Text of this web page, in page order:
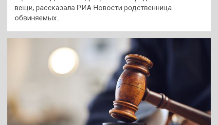
вещи, рассказала РИА Новости родственница
обвиняемых…